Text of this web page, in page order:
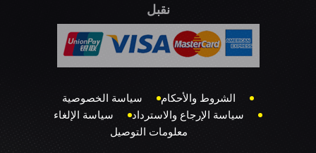
نقبل
الشروط والأحكام
سياسة الخصوصية
سياسة الإرجاع والاسترداد
سياسة الإلغاء
معلومات التوصيل